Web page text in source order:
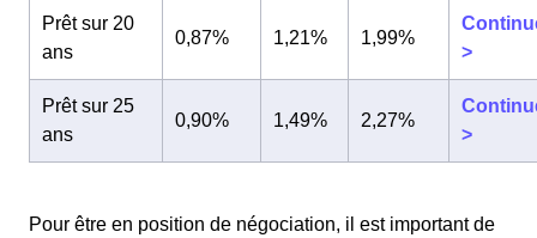
Prêt sur 20
ans
0,87% 1,21% 1,99%
>
Prêt sur 25
ans
0,90% 1,49% 2,27%
>
Pour être en position de négociation, il est important de